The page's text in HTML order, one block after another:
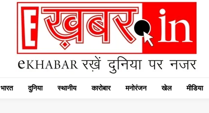
भारत दुनिया स्थानीय कारोबार मनोरंजन खेल मीडिया